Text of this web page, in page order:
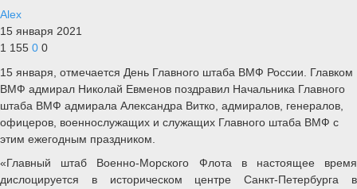
Alex
15 января 2021
1 155 0 0
15 января, отмечается День Главного штаба ВМФ России. Главком
ВМФ адмирал Николай Евменов поздравил Начальника Главного
штаба ВМФ адмирала Александра Витко, адмиралов, генералов,
офицеров, военнослужащих и служащих Главного штаба ВМФ с
этим ежегодным праздником.
«Главный штаб Военно-Морского Флота в настоящее время
дислоцируется в историческом центре Санкт-Петербурга в